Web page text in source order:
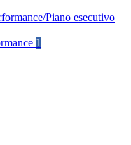
Piano esecutivo
1